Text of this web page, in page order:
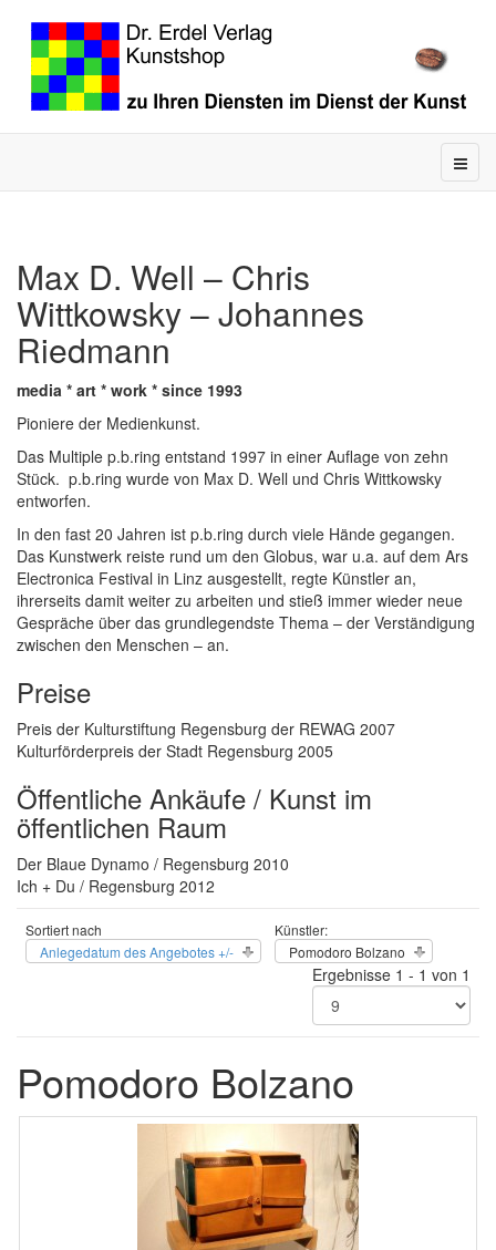
Max D. Well – Chris
Wittkowsky – Johannes
Riedmann
media * art * work * since 1993
Pioniere der Medienkunst.
Das Multiple p.b.ring entstand 1997 in einer Auflage von zehn
Stück. p.b.ring wurde von Max D. Well und Chris Wittkowsky
entworfen.
In den fast 20 Jahren ist p.b.ring durch viele Hände gegangen.
Das Kunstwerk reiste rund um den Globus, war u.a. auf dem Ars
Electronica Festival in Linz ausgestellt, regte Künstler an,
ihrerseits damit weiter zu arbeiten und stieß immer wieder neue
Gespräche über das grundlegendste Thema – der Verständigung
zwischen den Menschen – an.
Preise
Preis der Kulturstiftung Regensburg der REWAG 2007
Kulturförderpreis der Stadt Regensburg 2005
Öffentliche Ankäufe / Kunst im
öffentlichen Raum
Der Blaue Dynamo / Regensburg 2010
Ich + Du / Regensburg 2012
Sortiert nach
Anlegedatum des Angebotes +/-
Künstler:
Pomodoro Bolzano
Ergebnisse 1 - 1 von 1
Pomodoro Bolzano